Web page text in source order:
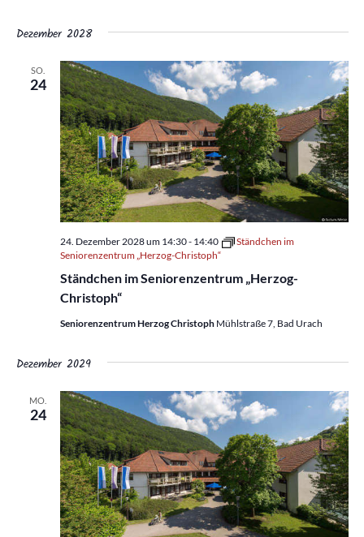
Dezember 2028
SO.
24
Ständchen im Seniorenzentrum „Herzog-
Christoph“
24. Dezember 2028 um 14:30- 14:40
Ständchen im
Seniorenzentrum „Herzog-Christoph“
Seniorenzentrum Herzog Christoph Mühlstraße 7, Bad Urach
Dezember 2029
MO.
24